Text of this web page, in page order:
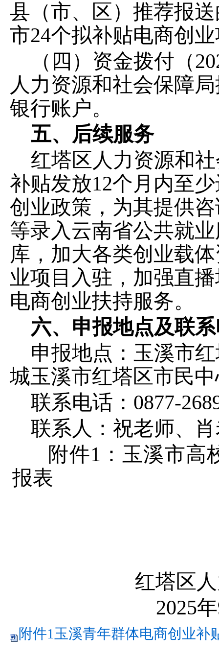
县（市、区）推荐报
市24个拟补贴电商创
（四）资金拨付（
人力资源和社会保障
银行账户。
五、后续服务
红塔区人力资源和
补贴发放12个月内至
创业政策，为其提供
等录入云南省公共就
库，加大各类创业载
业项目入驻，加强直
电商创业扶持服务。
六、 申报地点及联
申报地点：玉溪市
城玉溪市红塔区市民
联系电话： 0877-
联系人：祝老师、
附件1： 玉溪市高
报表
红塔区
2025
附件1玉溪青年群体电商创业补